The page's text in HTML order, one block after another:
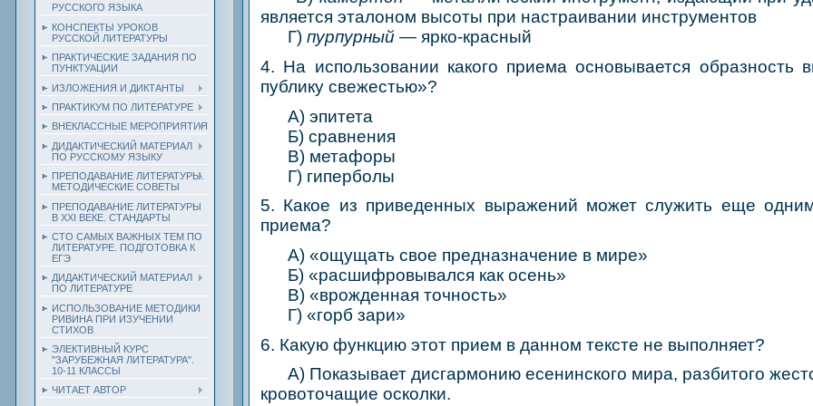
РУССКОГО ЯЗЫКА
КОНСПЕКТЫ УРОКОВ
РУССКОЙ ЛИТЕРАТУРЫ
ПРАКТИЧЕСКИЕ ЗАДАНИЯ ПО
ПУНКТУАЦИИ
ИЗЛОЖЕНИЯ И ДИКТАНТЫ
ПРАКТИКУМ ПО ЛИТЕРАТУРЕ
ВНЕКЛАССНЫЕ МЕРОПРИЯТИЯ
ДИДАКТИЧЕСКИЙ МАТЕРИАЛ
ПО РУССКОМУ ЯЗЫКУ
ПРЕПОДАВАНИЕ ЛИТЕРАТУРЫ.
МЕТОДИЧЕСКИЕ СОВЕТЫ
ПРЕПОДАВАНИЕ ЛИТЕРАТУРЫ
В XXI ВЕКЕ. СТАНДАРТЫ
СТО САМЫХ ВАЖНЫХ ТЕМ ПО
ЛИТЕРАТУРЕ. ПОДГОТОВКА К
ЕГЭ
ДИДАКТИЧЕСКИЙ МАТЕРИАЛ
ПО ЛИТЕРАТУРЕ
ИСПОЛЬЗОВАНИЕ МЕТОДИКИ
РИВИНА ПРИ ИЗУЧЕНИИ
СТИХОВ
ЭЛЕКТИВНЫЙ КУРС
"ЗАРУБЕЖНАЯ ЛИТЕРАТУРА".
10-11 КЛАССЫ
ЧИТАЕТ АВТОР
является эталоном высоты при настраивании инструментов
Г) пурпурный — ярко-красный
4. На использовании какого приема основывается образность
публику свежестью»?
A) эпитета
Б) сравнения
В) метафоры
Г) гиперболы
5. Какое из приведенных выражений может служить еще
приема?
A) «ощущать свое предназначение в мире»
Б) «расшифровывался как осень»
В) «врожденная точность»
Г) «горб зари»
6. Какую функцию этот прием в данном тексте не выполняет?
A) Показывает дисгармонию есенинского мира, разбитого
кровоточащие осколки.